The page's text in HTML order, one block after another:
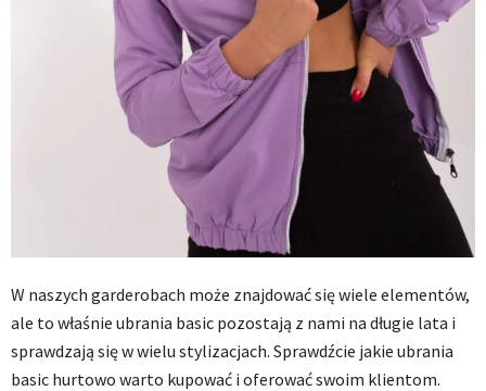
W naszych garderobach może znajdować się wiele elementów,
ale to właśnie ubrania basic pozostają z nami na długie lata i
sprawdzają się w wielu stylizacjach. Sprawdźcie jakie ubrania
basic hurtowo warto kupować i oferować swoim klientom.